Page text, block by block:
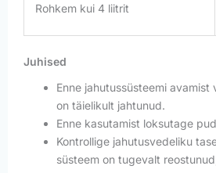
Rohkem kui 4 liitrit
Juhised
Enne jahutussüsteemi
on täielikult jahtunud.
Enne kasutamist loksutage
Kontrollige jahutusvedeliku
süsteem on tugevalt